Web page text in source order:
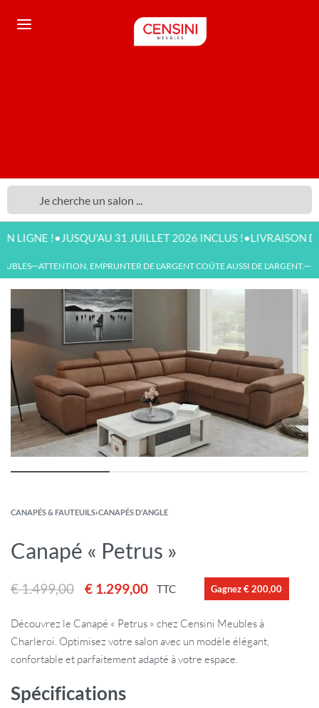
!•JUSQU'AU 31 JUILLET 2026 INCLUS !•LIVRAISON
—ATTENTION, EMPRUNTER DE L'ARGENT COÛTE AUSSI DE L'ARGENT.—
CANAPÉS & FAUTEUILS›CANAPÉS D'ANGLE
Canapé « Petrus »
€1.499,00 € 1.299,00 TTC Gagnez € 200,00
Découvrez le Canapé « Petrus » chez Censini Meubles à
Charleroi. Optimisez votre salon avec un modèle élégant,
confortable et parfaitement adapté à votre espace.
Spécifications